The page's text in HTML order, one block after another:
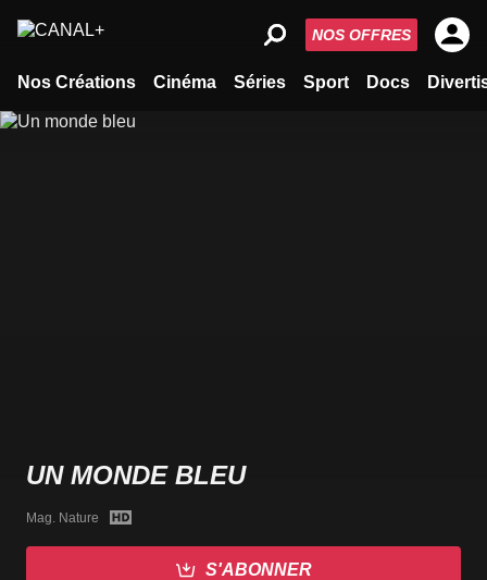
Nos Créations Cinéma Séries Sport Docs
NOS OFFRES
UN MONDE BLEU
Mag. Nature
S'ABONNER